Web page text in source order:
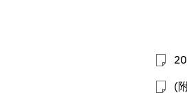
(